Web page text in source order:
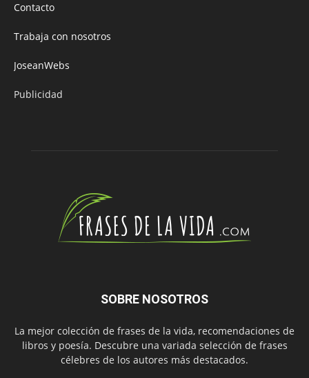
Contacto
Trabaja con nosotros
JoseanWebs
Publicidad
SOBRE NOSOTROS
La mejor colección de frases de la vida, recomendaciones de
libros y poesía. Descubre una variada selección de frases
célebres de los autores más destacados.